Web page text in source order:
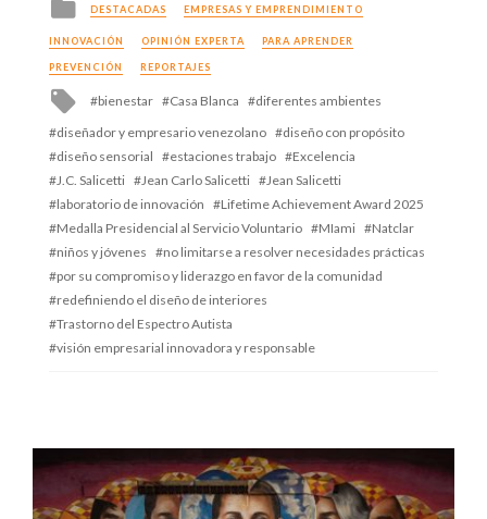
in
DESTACADAS EMPRESAS Y EMPRENDIMIENTO
INNOVACIÓN OPINIÓN EXPERTA PARA APRENDER
PREVENCIÓN REPORTAJES
Tagged
bienestar Casa Blanca
diferentes ambientes
diseñador y empresario venezolano
diseño con propósito
diseño sensorial
estaciones trabajo
Excelencia
J.C. Salicetti
Jean Carlo Salicetti
Jean Salicetti
laboratorio de innovación
Lifetime Achievement Award 2025
Medalla Presidencial al Servicio Voluntario
MIami
Natclar
niños y jóvenes
no limitarse a resolver necesidades prácticas
por su compromiso y liderazgo en favor de la comunidad
redefiniendo el diseño de interiores
Trastorno del Espectro Autista
visión empresarial innovadora y responsable